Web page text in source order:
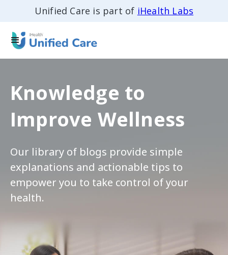
Unified Care is part of iHealth Labs
Knowledge to
Improve Wellness
Our library of blogs provide simple
explanations and actionable tips to
empower you to take control of your
health.